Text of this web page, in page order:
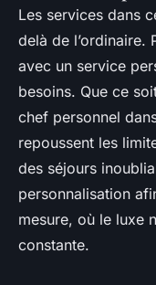
Les services dans
delà de l’ordinaire.
avec un service
besoins. Que ce
chef personnel
repoussent les
des séjours
personnalisation
mesure, où le luxe
constante.